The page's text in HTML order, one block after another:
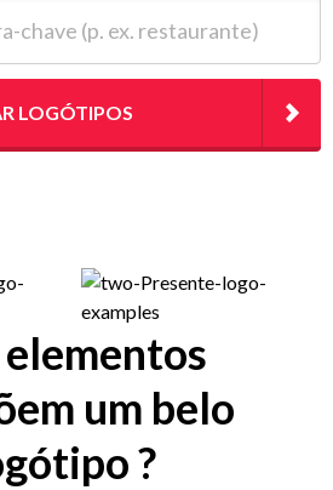
LOGÓTIPOS
um belo
?